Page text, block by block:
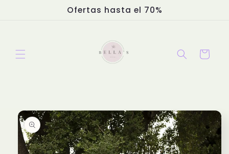
Ofertas hasta el 70%
Carrito
directamente
información
del producto